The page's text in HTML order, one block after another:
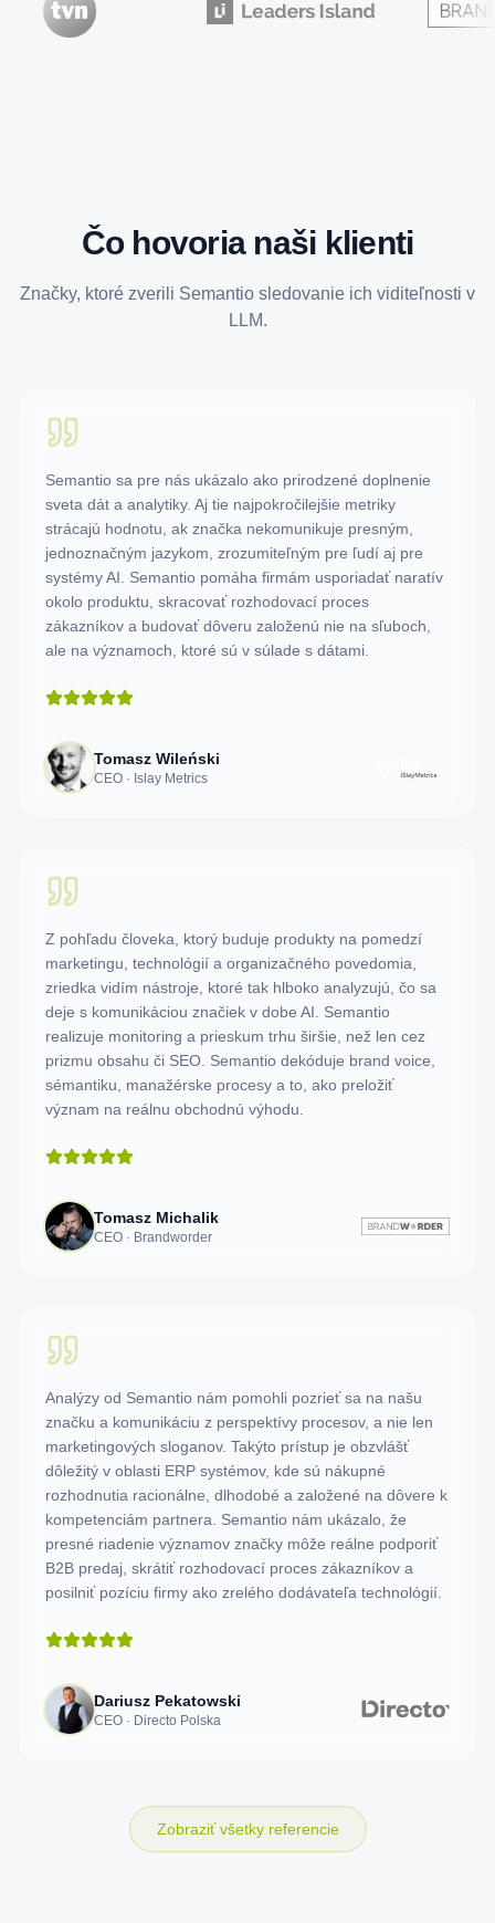
Čo hovoria naši klienti
Značky, ktoré zverili Semantio sledovanie ich viditeľnosti v
LLM.
Semantio sa pre nás ukázalo ako prirodzené doplnenie
sveta dát a analytiky. Aj tie najpokročilejšie metriky
strácajú hodnotu, ak značka nekomunikuje presným,
jednoznačným jazykom, zrozumiteľným pre ľudí aj pre
systémy AI. Semantio pomáha firmám usporiadať naratív
okolo produktu, skracovať rozhodovací proces
zákazníkov a budovať dôveru založenú nie na sľuboch,
ale na významoch, ktoré sú v súlade s dátami.
Tomasz Wileński
CEO · Islay Metrics
Z pohľadu človeka, ktorý buduje produkty na pomedzí
marketingu, technológií a organizačného povedomia,
zriedka vidím nástroje, ktoré tak hlboko analyzujú, čo sa
deje s komunikáciou značiek v dobe AI. Semantio
realizuje monitoring a prieskum trhu širšie, než len cez
prizmu obsahu či SEO. Semantio dekóduje brand voice,
sémantiku, manažérske procesy a to, ako preložiť
význam na reálnu obchodnú výhodu.
Tomasz Michalik
CEO · Brandworder
Analýzy od Semantio nám pomohli pozrieť sa na našu
značku a komunikáciu z perspektívy procesov, a nie len
marketingových sloganov. Takýto prístup je obzvlášť
dôležitý v oblasti ERP systémov, kde sú nákupné
rozhodnutia racionálne, dlhodobé a založené na dôvere k
kompetenciám partnera. Semantio nám ukázalo, že
presné riadenie významov značky môže reálne podporiť
B2B predaj, skrátiť rozhodovací proces zákazníkov a
posilniť pozíciu firmy ako zrelého dodávateľa technológií.
Dariusz Pekatowski
CEO · Directo Polska
Zobraziť všetky referencie